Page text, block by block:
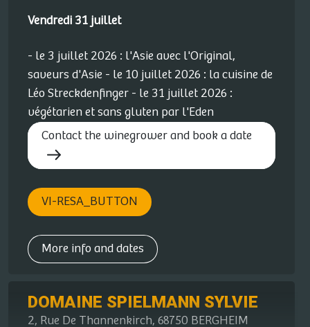
Vendredi 31 juillet
- le 3 juillet 2026 : l'Asie avec l'Original,
saveurs d'Asie - le 10 juillet 2026 : la cuisine de
Léo Streckdenfinger - le 31 juillet 2026 :
végétarien et sans gluten par l'Eden
Contact the winegrower and book a date
VI-RESA_BUTTON
More info and dates
DOMAINE SPIELMANN SYLVIE
2, Rue De Thannenkirch, 68750 BERGHEIM